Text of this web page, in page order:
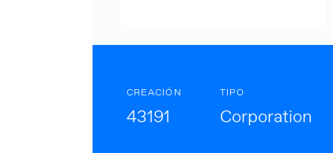
CREACIÓN
43191
TIPO
Corporation